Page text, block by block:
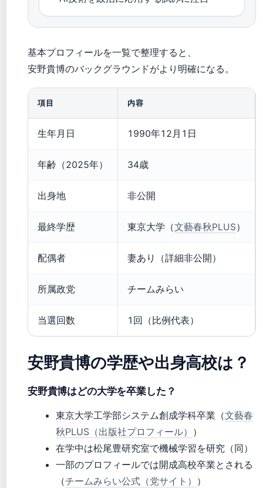
基本プロフィールを一覧で整理すると、
安野貴博のバックグラウンドがより明確になる。
項目 内容
生年月日 1990年12月1日
年齢（2025年） 34歳
出身地 非公開
最終学歴 東京大学（文藝春秋PLUS）
配偶者 妻あり（詳細非公開）
所属政党 チームみらい
当選回数 1回（比例代表）
安野貴博の学歴や出身高校は？
安野貴博はどの大学を卒業した？
東京大学工学部システム創成学科卒業（文藝春
秋PLUS（出版社プロフィール） ）
在学中は松尾豊研究室で機械学習を研究（同）
一部のプロフィールでは開成高校卒業とされる
（チームみらい公式（党サイト） ）